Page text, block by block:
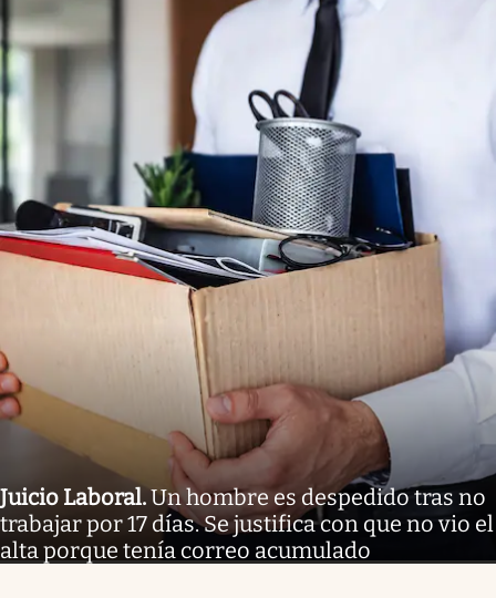
Juicio Laboral.Un hombre es despedido tras no
trabajar por 17 días. Se justifica con que no vio el
alta porque tenía correo acumulado